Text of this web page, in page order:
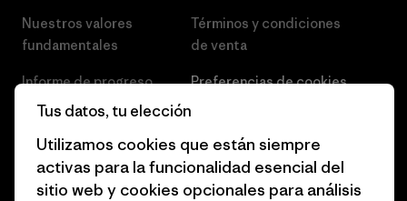
Nuestros valores
fundamentales
Informe de progreso
Business Unusual
Objetivos climáticos
1% for the Planet
Términos y condiciones
de venta
Preferencias de cookies
Empleo
Prensa
Programa para profesionales
Tus datos, tu elección
Utilizamos cookies que están siempre
activas para la funcionalidad esencial del
sitio web y cookies opcionales para análisis